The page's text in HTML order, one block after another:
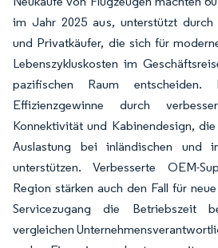
im Jahr 2025 aus, unterstützt durch
und Privatkäufer, die sich für
Lebenszykluskosten im
pazifischen Raum
Effizienzgewinne durch
Konnektivität und Kabinendesign,
Auslastung bei inländischen und
unterstützen. Verbesserte OEM-
Region stärken auch den Fall für
Servicezugang die Betriebszeit
vergleichen